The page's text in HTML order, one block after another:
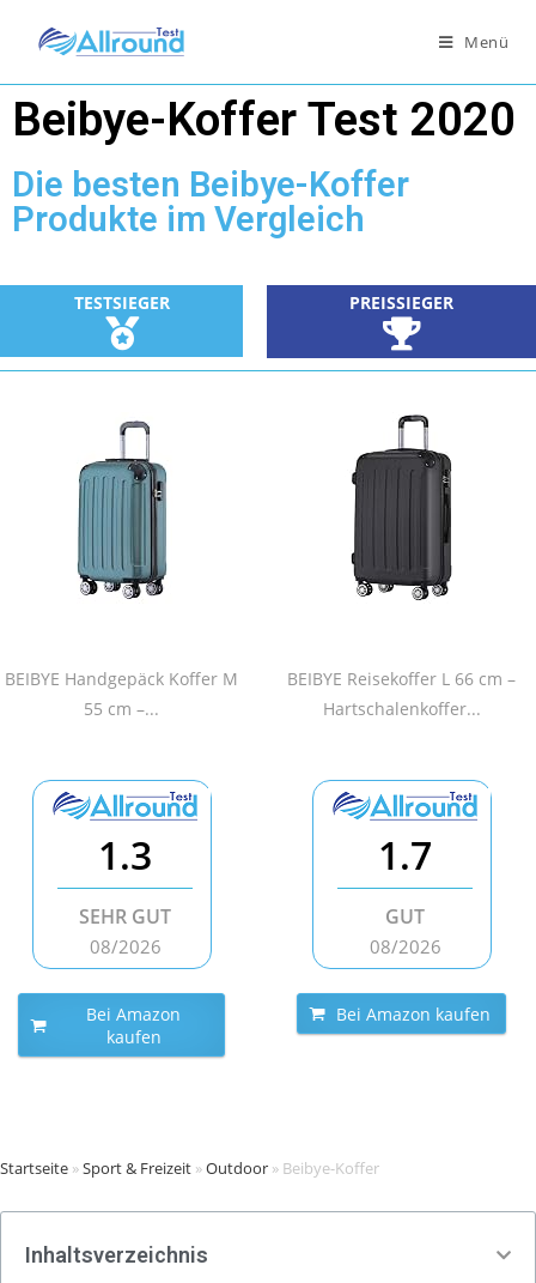
Menü
Beibye-Koffer Test 2020
Die besten Beibye-Koffer
Produkte im Vergleich
TESTSIEGER PREISSIEGER
BEIBYE Handgepäck Koffer M
55 cm –...
BEIBYE Reisekoffer L 66 cm –
Hartschalenkoffer...
1.3
SEHR GUT
08/2026
Bei Amazon
kaufen
1.7
GUT
08/2026
Bei Amazon kaufen
Startseite »Sport & Freizeit »Outdoor » Beibye-Koffer
Inhaltsverzeichnis